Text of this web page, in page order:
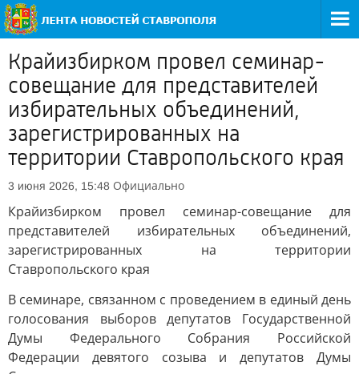
Крайизбирком провел семинар-
совещание для представителей
избирательных объединений,
зарегистрированных на
территории Ставропольского края
3 июня 2026, 15:48 Официально
Крайизбирком провел семинар-совещание для
представителей избирательных объединений,
зарегистрированных на территории
Ставропольского края
В семинаре, связанном с проведением в единый день
голосования выборов депутатов Государственной
Думы Федерального Собрания Российской
Федерации девятого созыва и депутатов Думы